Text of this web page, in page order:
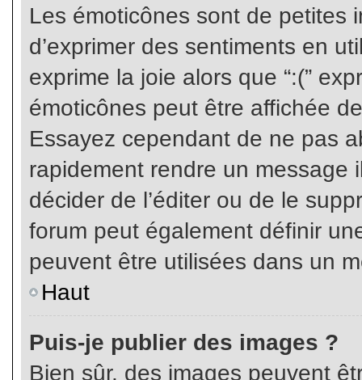
Les émoticônes sont de petites
d’exprimer des sentiments en
exprime la joie alors que “:(”
émoticônes peut être affichée
Essayez cependant de ne pas
rapidement rendre un message
décider de l’éditer ou de le
forum peut également définir
peuvent être utilisées dans un
Haut
Puis-je publier des images ?
Bien sûr, des images peuvent